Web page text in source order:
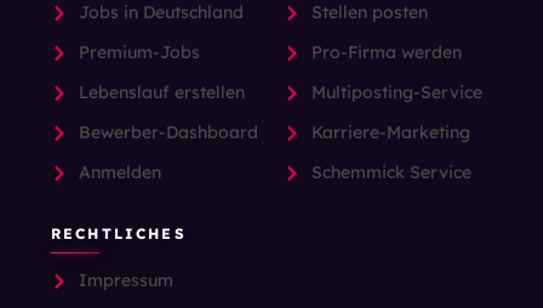
Jobs in Deutschland
Premium-Jobs
Lebenslauf erstellen
Bewerber-Dashboard
Anmelden
Stellen posten
Pro-Firma werden
Multiposting-Service
Karriere-Marketing
Schemmick Service
RECHTLICHES
Impressum